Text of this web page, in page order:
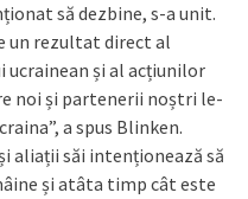
să dezbine, s-a unit.
un rezultat direct al
și al acțiunilor
noi și partenerii noștri le-
a spus Blinken.
aliații săi intenționează să
și atâta timp cât este